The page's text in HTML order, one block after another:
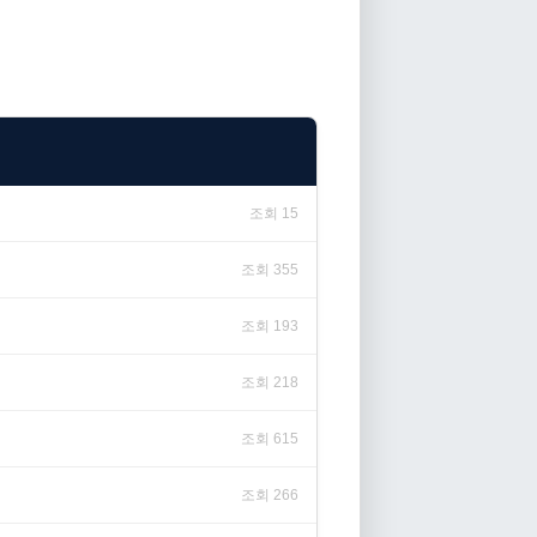
조회 15
조회 355
조회 193
조회 218
조회 615
조회 266